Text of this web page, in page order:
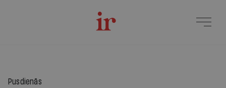
Pusdienās